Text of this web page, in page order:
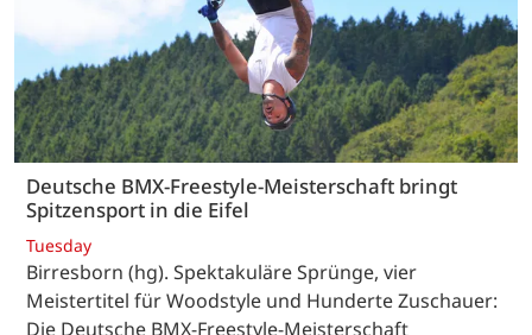
Deutsche BMX-Freestyle-Meisterschaft bringt
Spitzensport in die Eifel
Tuesday
Birresborn (hg). Spektakuläre Sprünge, vier
Meistertitel für Woodstyle und Hunderte Zuschauer:
Die Deutsche BMX-Freestyle-Meisterschaft